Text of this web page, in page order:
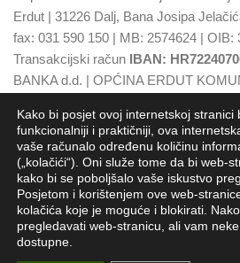
Erdut | 31226 Dalj, Bana Josipa
fax: 031 590 150 | MB: 2574624 | OIB:
Transakcijski račun IBAN:
BANKA d.d. | OPĆINA ERDUT
d.d.
Općina Erdut - Jedinica lokalne
Kako bi posjet ovoj internetskoj stranici
funkcionalniji i praktičniji, ova
vaše računalo određenu količinu
(„kolačići“). Oni služe tome da bi web-
kako bi se poboljšalo vaše iskustvo
Posjetom i korištenjem ove web-
kolačića koje je moguće i blokirati.
pregledavati web-stranicu, ali vam
dostupne.